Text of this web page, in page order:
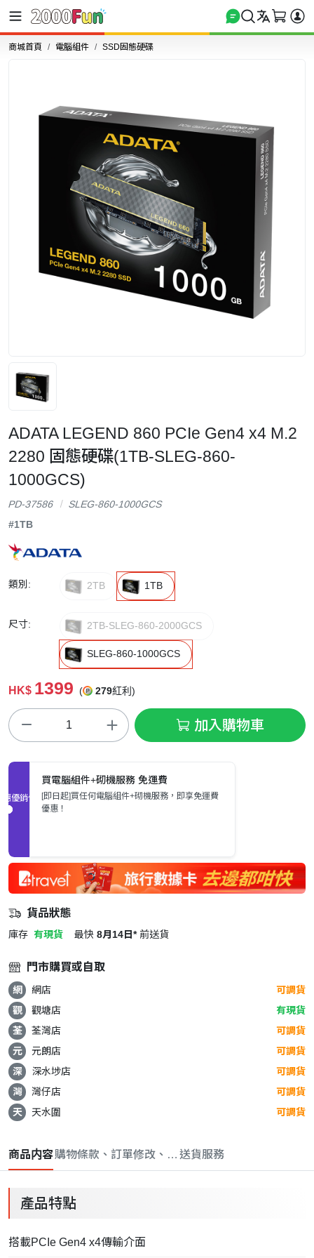
商城首頁 電腦組件 SSD固態硬碟
ADATA LEGEND 860 PCIe Gen4 x4 M.2
2280 固態硬碟(1TB-SLEG-860-
1000GCS)
PD-37586
SLEG-860-1000GCS
#1TB
類別: 2TB 1TB
尺寸: 2TB-SLEG-860-2000GCS
SLEG-860-1000GCS
HK$ 1399 ( 279紅利)
加入購物車
促銷優惠
買電腦組件+砌機服務 免運費
[即日起]買任何電腦組件+砌機服務，即享免運費
優惠！
貨品狀態
庫存 有現貨 最快 8月14日* 前送貨
門市購買或自取
網 網店
可調貨
觀
觀塘店
有現貨
荃
荃灣店
可調貨
元
元朗店
可調貨
深
深水埗店
可調貨
灣
灣仔店
可調貨
天
天水圍 可調貨
商品内容購物條款、訂單修改、取消與退款政策
送貨服務
產品特點
搭載PCIe Gen4 x4傳輸介面